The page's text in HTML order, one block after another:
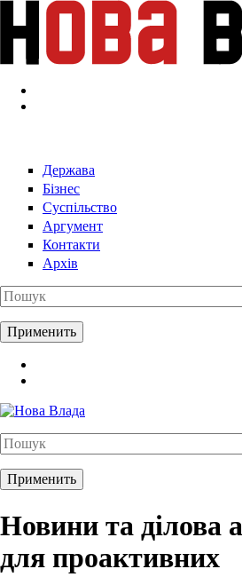
Перейти к основному содержанию
Держава
Бізнес
Суспільство
Аргумент
Контакти
Архів
Новини та ділова
для проактивних